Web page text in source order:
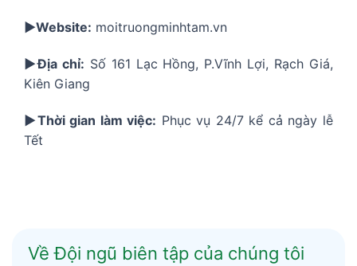
▶️Website: moitruongminhtam.vn
▶️Địa chỉ: Số 161 Lạc Hồng, P.Vĩnh Lợi, Rạch Giá,
Kiên Giang
▶️Thời gian làm việc: Phục vụ 24/7 kể cả ngày lễ
Tết
Về Đội ngũ biên tập của chúng tôi